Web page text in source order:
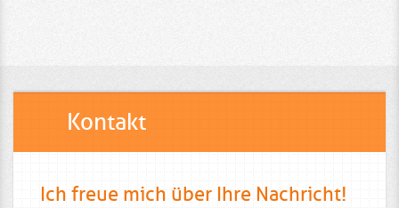
Kontakt
Ich freue mich über Ihre Nachricht!